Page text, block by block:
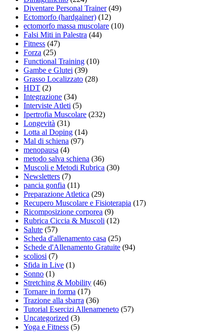
Diventare Personal Trainer(49)
Ectomorfo (hardgainer) (12)
ectomorfo massa muscolare (10)
Falsi Miti in Palestra (44)
Fitness (47)
Forza (25)
Functional Training (10)
Gambe e Glutei (39)
Grasso Localizzato (28)
HDT (2)
Integrazione (34)
Interviste Atleti (5)
Ipertrofia Muscolare (232)
Longevità (31)
Lotta al Doping (14)
Mal di schiena (97)
menopausa (4)
metodo salva schiena (36)
Muscoli e Metodi Rubrica (30)
Newsletters (7)
pancia gonfia (11)
Preparazione Atletica (29)
Recupero Muscolare e Fisioterapia (17)
Ricomposizione corporea (9)
Rubrica Ciccia & Muscoli (12)
Salute (57)
Scheda d'allenamento casa (25)
Schede d'Allenamento Gratuite (94)
scoliosi (7)
Sfida in Live (1)
Sonno (1)
Stretching & Mobility (46)
Tornare in forma (17)
Trazione alla sbarra (36)
Tutorial Esercizi Allenameneto (57)
Uncategorized (3)
Yoga e Fitness (5)